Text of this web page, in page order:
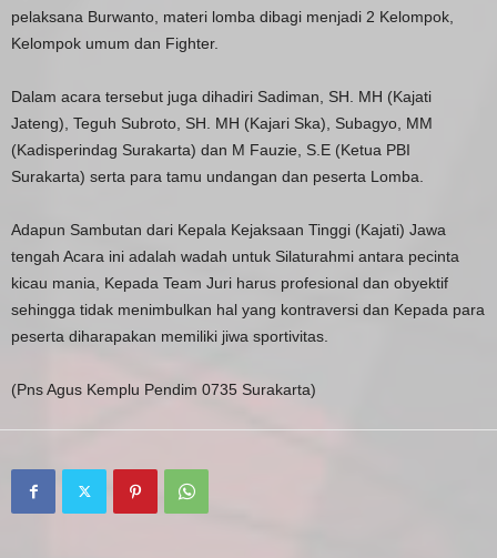
pelaksana Burwanto, materi lomba dibagi menjadi 2 Kelompok,
Kelompok umum dan Fighter.
Dalam acara tersebut juga dihadiri Sadiman, SH. MH (Kajati
Jateng), Teguh Subroto, SH. MH (Kajari Ska), Subagyo, MM
(Kadisperindag Surakarta) dan M Fauzie, S.E (Ketua PBI
Surakarta) serta para tamu undangan dan peserta Lomba.
Adapun Sambutan dari Kepala Kejaksaan Tinggi (Kajati) Jawa
tengah Acara ini adalah wadah untuk Silaturahmi antara pecinta
kicau mania, Kepada Team Juri harus profesional dan obyektif
sehingga tidak menimbulkan hal yang kontraversi dan Kepada para
peserta diharapakan memiliki jiwa sportivitas.
(Pns Agus Kemplu Pendim 0735 Surakarta)